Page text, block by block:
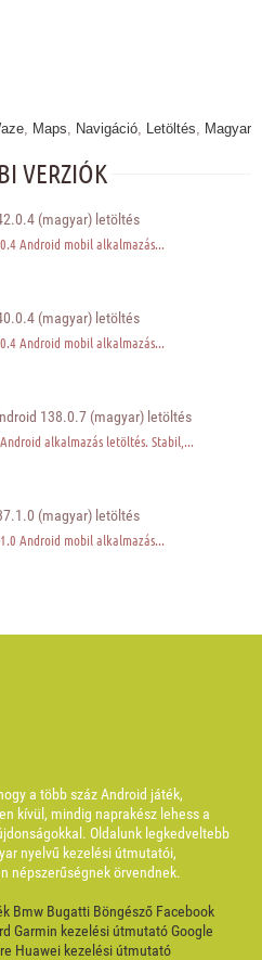
, Maps, Navigáció, Letöltés, Magyar
VERZIÓK
(magyar) letöltés
Android mobil alkalmazás...
(magyar) letöltés
Android mobil alkalmazás...
138.0.7 (magyar) letöltés
alkalmazás letöltés. Stabil,...
(magyar) letöltés
Android mobil alkalmazás...
a több száz Android játék,
kívül, mindig naprakész lehess a
Oldalunk legkedveltebb
nyelvű kezelési útmutatói,
népszerűségnek örvendnek.
Bmw Bugatti Böngésző Facebook
Garmin kezelési útmutatóGoogle
Huawei kezelési útmutató